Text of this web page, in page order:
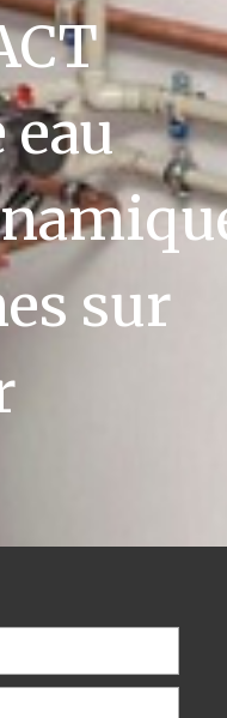
eau
sur